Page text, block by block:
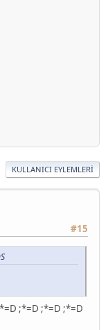
KULLANICI EYLEMLERI
#15
;*=D ;*=D ;*=D